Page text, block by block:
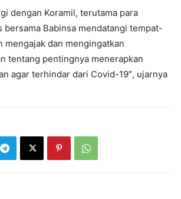
dengan Koramil, terutama para
bersama Babinsa mendatangi tempat-
mengajak dan mengingatkan
tentang pentingnya menerapkan
agar terhindar dari Covid-19″, ujarnya